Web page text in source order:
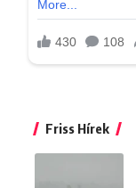
Friss Hírek